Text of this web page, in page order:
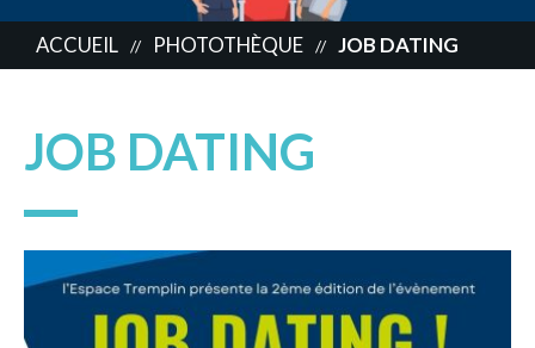
ACCUEIL // PHOTOTHÈQUE // JOB DATING
JOB DATING